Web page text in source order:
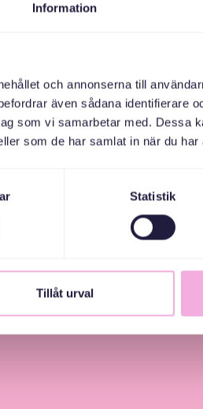
Information
och annonserna till
även sådana identifierare
som vi samarbetar med. Dessa
som de har samlat in när du
Statistik
Tillåt urval
ditt